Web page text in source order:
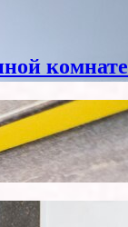
комнате